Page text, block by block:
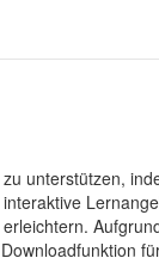
unterstützen,